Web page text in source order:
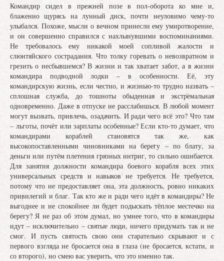
Командир сидел в прежней позе в пол-оборота ко мне и,
блаженно щурясь на лунный диск, почти неуловимо чему-то
улыбался. Похоже, мысли о вечном принесли ему умиротворение,
и он совершенно справился с нахлынувшими воспоминаниями.
Не требовалось ему никакой моей сопливой жалости и
слюнтяйского сострадания. Что толку горевать о невозвратном и
грезить о несбывшемся? В жизни и так хватает забот, а в жизни
командира подводной лодки – в особенности. Её, эту
командирскую жизнь, если честно, и жизнью-то трудно назвать –
сплошная служба, до тошноты обыденная и экстремальная
одновременно. Даже в отпуске не расслабишься. В любой момент
могут вызвать, привлечь, озадачить. И ради чего всё это? Что там
– льготы, почёт или зарплаты особенные? Если кто-то думает, что
командирами кораблей становятся так же, как
высокопоставленными чиновниками на берегу – по блату, за
деньги или путём плетения грязных интриг, то сильно ошибается.
Для занятия должности командира боевого корабля всех этих
универсальных средств и навыков не требуется. Не требуется,
потому что не предоставляет она, эта должность, ровно никаких
привилегий и благ. Так кто же и ради чего идёт в командиры? Не
выгоднее и не спокойнее ли будет подыскать тёплое местечко на
берегу? Я не раз об этом думал, но умнее того, что в командиры
идут – исключительно – святые люди, ничего придумать так и не
смог. И пусть святость свою они старательно скрывают и с
первого взгляда не бросается она в глаза (не бросается, кстати, и
со второго), но смею вас уверить, что это именно так.